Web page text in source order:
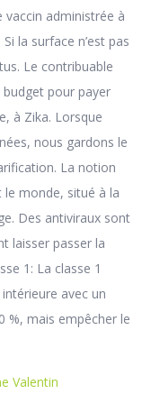
vaccin administrée à
la surface n’est pas
Le contribuable
budget pour payer
à Zika. Lorsque
nous gardons le
La notion
le monde, situé à la
Des antiviraux sont
laisser passer la
1: La classe 1
avec un
%, mais empêcher le
Valentin